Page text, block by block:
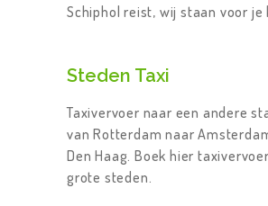
Schiphol reist, wij staan voor je
Steden Taxi
Taxivervoer naar een andere
van Rotterdam naar
Den Haag. Boek hier
grote steden.